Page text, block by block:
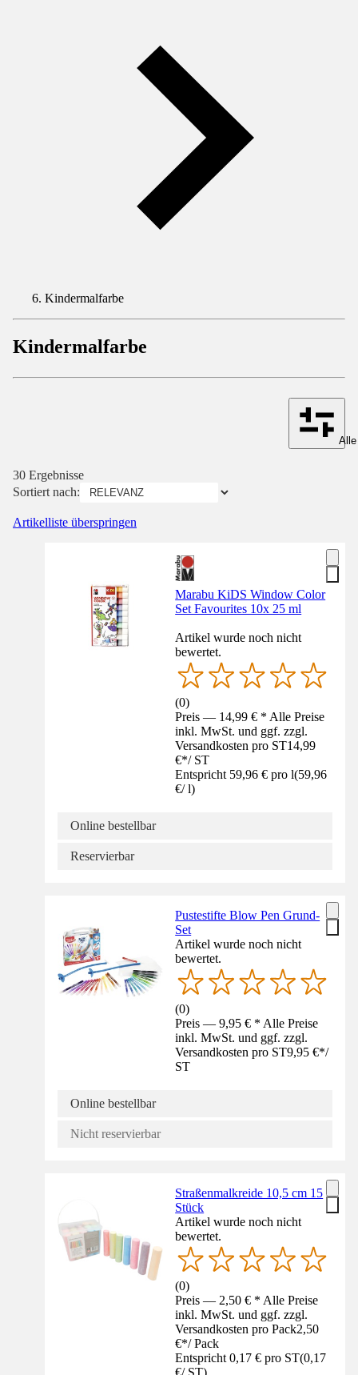
Kindermalfarbe
Kindermalfarbe
30 Ergebnisse
Sortiert nach:
Artikelliste überspringen
Marabu KiDS Window Color
Set Favourites 10x 25 ml
Artikel wurde noch nicht
bewertet.
(0)
Preis — 14,99 € * Alle Preise
inkl. MwSt. und ggf. zzgl.
Versandkosten pro ST14,99
€*/ ST
Entspricht 59,96 € pro l(59,96
€/ l)
Online bestellbar
Reservierbar
Pustestifte Blow Pen Grund-
Set
Artikel wurde noch nicht
bewertet.
(0)
Preis — 9,95 € * Alle Preise
inkl. MwSt. und ggf. zzgl.
Versandkosten pro ST9,95 €*/
ST
Online bestellbar
Nicht reservierbar
Straßenmalkreide 10,5 cm 15
Stück
Artikel wurde noch nicht
bewertet.
(0)
Preis — 2,50 € * Alle Preise
inkl. MwSt. und ggf. zzgl.
Versandkosten pro Pack2,50
€*/ Pack
Entspricht 0,17 € pro ST(0,17